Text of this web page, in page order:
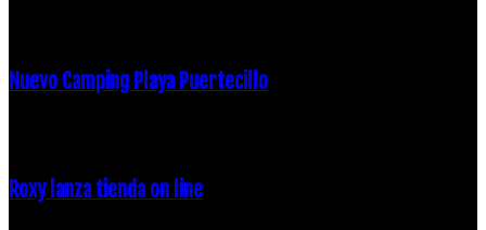
Nuevo Camping Playa Puertecillo
Roxy lanza tienda on line